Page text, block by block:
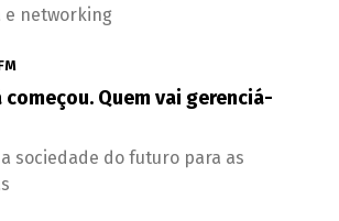
e networking
Quem vai gerenciá-
sociedade do futuro para as